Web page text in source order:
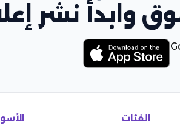
وابدأ نشر
الفئات